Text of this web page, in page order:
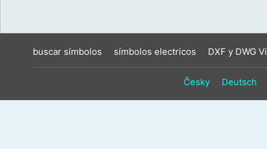
buscar símbolos símbolos electricos DXF y DWG
Česky Deutsch